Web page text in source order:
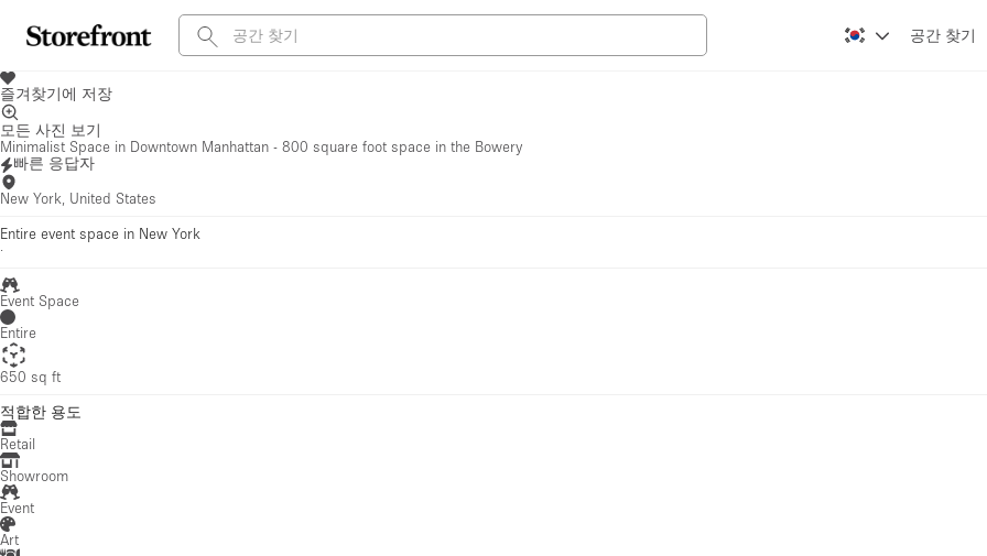
공간 찾기
즐겨찾기에 저장
모든 사진 보기
Minimalist Space in Downtown Manhattan - 800 square foot space in the Bowery
빠른 응답자
New York, United States
Entire event space in New York
·
Event Space
Entire
650 sq ft
적합한 용도
Retail
Showroom
Event
Art